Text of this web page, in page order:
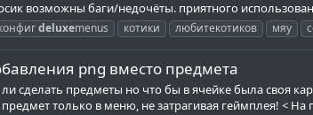
возможны баги/недочёты. приятного
deluxemenus котики любитекотиков мяу
png вместо предмета
сделать предметы но что бы в ячейке была своя
только в меню, не затрагивая геймплея! < На